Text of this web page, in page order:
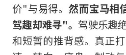
价"与易得。然而宝马相
驾趣却难寻"。 驾驶乐趣
和短暂的推背感。真正